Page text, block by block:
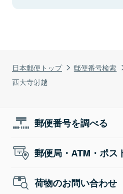
日本郵便トップ 郵便番号検索
西大寺射越
郵便番号を調べる
郵便局・ATM・ポス
荷物のお問い合わせ